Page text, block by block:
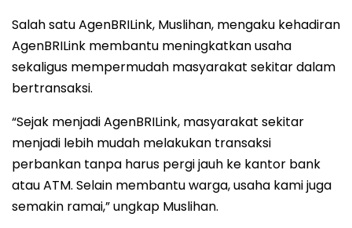
Salah satu AgenBRILink, Muslihan, mengaku kehadiran
AgenBRILink membantu meningkatkan usaha
sekaligus mempermudah masyarakat sekitar dalam
bertransaksi.
“Sejak menjadi AgenBRILink, masyarakat sekitar
menjadi lebih mudah melakukan transaksi
perbankan tanpa harus pergi jauh ke kantor bank
atau ATM. Selain membantu warga, usaha kami juga
semakin ramai,” ungkap Muslihan.